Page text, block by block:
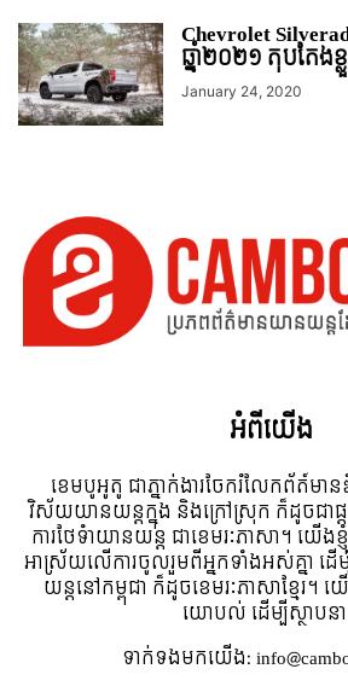
Chevrolet
ឆ្នាំ២០២១ តុបតែង
January 24, 2020
អំពី​យើង
ខេមបូអូតូ ជាភ្នាក់ងារចែករំលែកព័ត៍ម
វិស័យយានយន្តក្នុង និងក្រៅស្រុក ក៏ដូចជាផ្
ការថែទំាយានយន្ត ជាខេមរៈភាសា។ យើង
អាស្រ័យលើការចូលរួមពីអ្នកទាំងអស់គ្នា
យន្តនៅកម្ពុជា ក៏ដូចខេមរៈភាសាខ្មែរ។
យោបល់ ដើម្បីស្ថាបន
ទាក់ទង​មក​យើង: